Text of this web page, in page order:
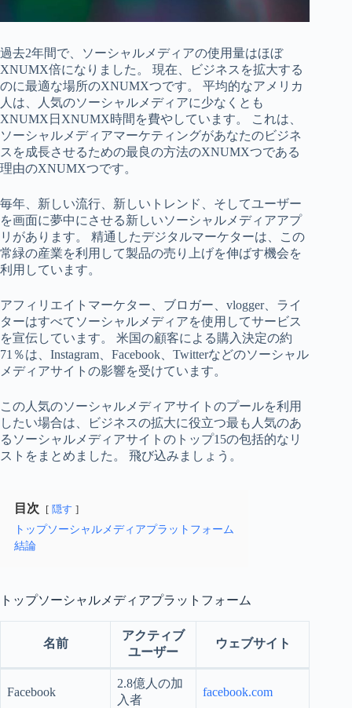
過去2年間で、ソーシャルメディアの使用量はほぼ
XNUMX倍になりました。 現在、ビジネスを拡大する
のに最適な場所のXNUMXつです。 平均的なアメリカ
人は、人気のソーシャルメディアに少なくとも
XNUMX日XNUMX時間を費やしています。 これは、
ソーシャルメディアマーケティングがあなたのビジネ
スを成長させるための最良の方法のXNUMXつである
理由のXNUMXつです。
毎年、新しい流行、新しいトレンド、そしてユーザー
を画面に夢中にさせる新しいソーシャルメディアアプ
リがあります。 精通したデジタルマーケターは、この
常緑の産業を利用して製品の売り上げを伸ばす機会を
利用しています。
アフィリエイトマーケター、ブロガー、vlogger、ライ
ターはすべてソーシャルメディアを使用してサービス
を宣伝しています。 米国の顧客による購入決定の約
71％は、Instagram、Facebook、Twitterなどのソーシャル
メディアサイトの影響を受けています。
この人気のソーシャルメディアサイトのプールを利用
したい場合は、ビジネスの拡大に役立つ最も人気のあ
るソーシャルメディアサイトのトップ15の包括的なリ
ストをまとめました。 飛び込みましょう。
目次 隠す
トップソーシャルメディアプラットフォーム
結論
トップソーシャルメディアプラットフォーム
名前
アクティブ
ユーザー
ウェブサイト
Facebook
2.8億人の加
入者
facebook.com